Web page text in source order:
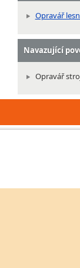
Opravář
Navazující
Opravář